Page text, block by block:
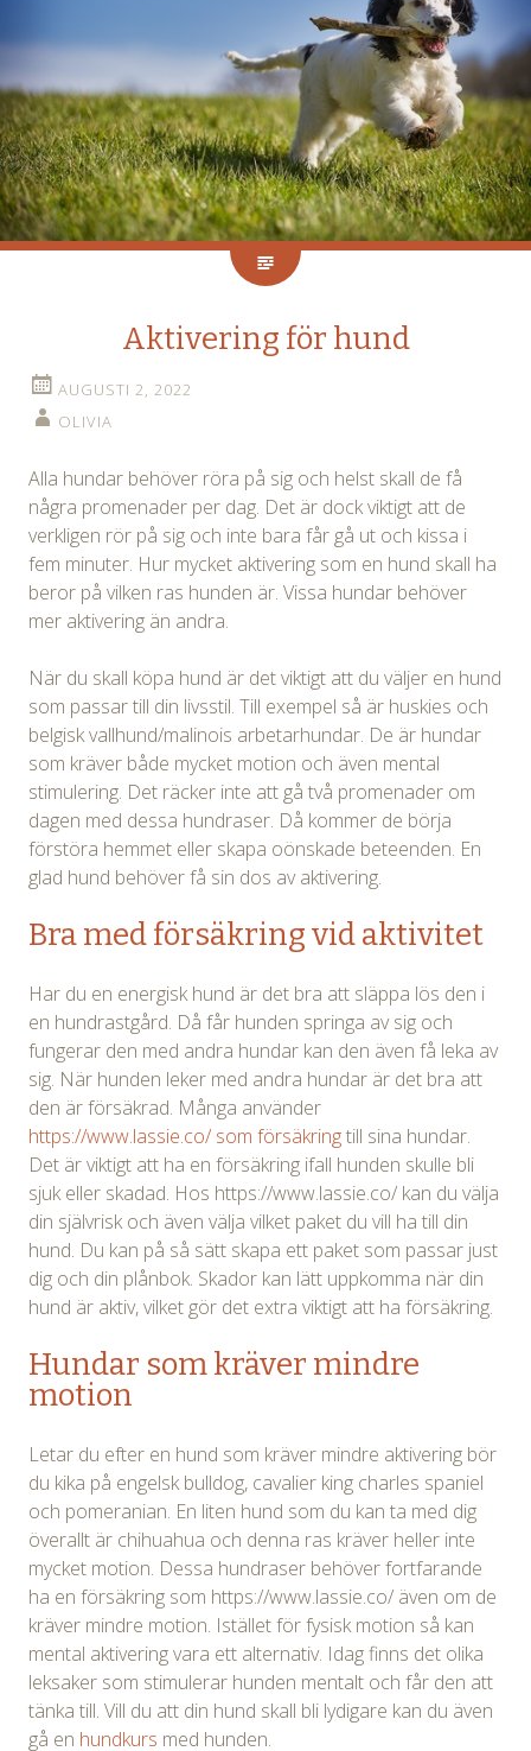
Aktivering för hund
AUGUSTI 2, 2022
OLIVIA
Alla hundar behöver röra på sig och helst skall de få
några promenader per dag. Det är dock viktigt att de
verkligen rör på sig och inte bara får gå ut och kissa i
fem minuter. Hur mycket aktivering som en hund skall ha
beror på vilken ras hunden är. Vissa hundar behöver
mer aktivering än andra.
När du skall köpa hund är det viktigt att du väljer en hund
som passar till din livsstil. Till exempel så är huskies och
belgisk vallhund/malinois arbetarhundar. De är hundar
som kräver både mycket motion och även mental
stimulering. Det räcker inte att gå två promenader om
dagen med dessa hundraser. Då kommer de börja
förstöra hemmet eller skapa oönskade beteenden. En
glad hund behöver få sin dos av aktivering.
Bra med försäkring vid aktivitet
Har du en energisk hund är det bra att släppa lös den i
en hundrastgård. Då får hunden springa av sig och
fungerar den med andra hundar kan den även få leka av
sig. När hunden leker med andra hundar är det bra att
den är försäkrad. Många använder
https://www.lassie.co/ som försäkringtill sina hundar.
Det är viktigt att ha en försäkring ifall hunden skulle bli
sjuk eller skadad. Hos https://www.lassie.co/ kan du välja
din självrisk och även välja vilket paket du vill ha till din
hund. Du kan på så sätt skapa ett paket som passar just
dig och din plånbok. Skador kan lätt uppkomma när din
hund är aktiv, vilket gör det extra viktigt att ha försäkring.
Hundar som kräver mindre
motion
Letar du efter en hund som kräver mindre aktivering bör
du kika på engelsk bulldog, cavalier king charles spaniel
och pomeranian. En liten hund som du kan ta med dig
överallt är chihuahua och denna ras kräver heller inte
mycket motion. Dessa hundraser behöver fortfarande
ha en försäkring som https://www.lassie.co/ även om de
kräver mindre motion. Istället för fysisk motion så kan
mental aktivering vara ett alternativ. Idag finns det olika
leksaker som stimulerar hunden mentalt och får den att
tänka till. Vill du att din hund skall bli lydigare kan du även
gå en hundkurs med hunden.